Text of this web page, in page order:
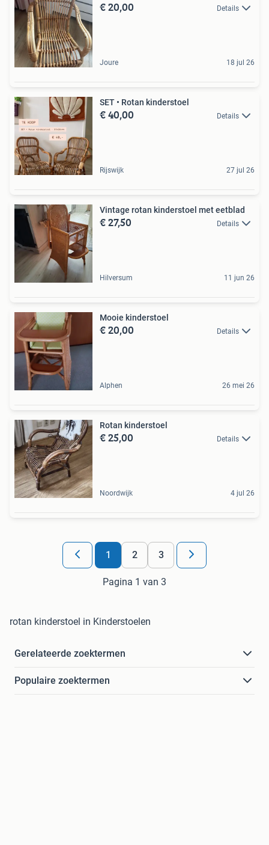
€ 20,00 Details
Joure 18 jul 26
SET • Rotan kinderstoel
€ 40,00 Details
Rijswijk 27 jul 26
Vintage rotan kinderstoel met eetblad
€ 27,50 Details
Hilversum 11 jun 26
Mooie kinderstoel
€ 20,00 Details
Alphen 26 mei 26
Rotan kinderstoel
€ 25,00 Details
Noordwijk 4 jul 26
1 2 3
Pagina 1 van 3
rotan kinderstoel in Kinderstoelen
Gerelateerde zoektermen
Populaire zoektermen